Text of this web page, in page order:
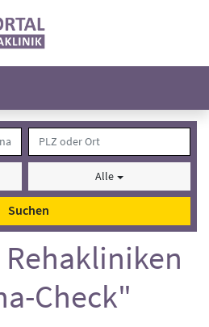
Alle
Suchen
Check"